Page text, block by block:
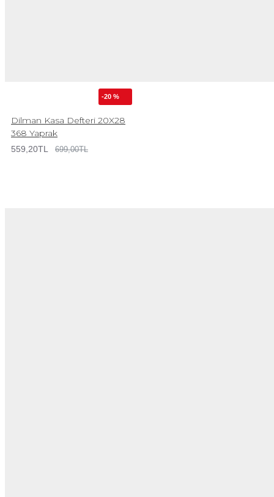
-20 %
Dilman Kasa Defteri 20X28
368 Yaprak
559,20TL 699,00TL